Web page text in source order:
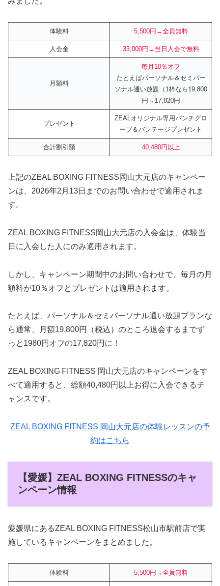
体験料 5,500円→全員無料
入会金 33,000円→当日入会で無料
月額料
毎月10％オフ
たとえばパーソナル＆セミパー
ソナル通い放題（1枠なら19,800
円→17,820円
プレゼント
ZEALオリジナル専用パンチグロ
ーブ＆バンテージプレゼント
合計割引額 40,480円 以上
上記のZEAL BOXING FITNESS岡山大元店のキャンペー
ンは、2026年2月13日までのお問い合わせで適用されま
す。
ZEAL BOXING FITNESS岡山大元店の入会金は、体験当
日に入会した人にのみ適用されます。
しかし、キャンペーン期間中のお問い合わせで、毎月の月
額料が10％オフとプレゼントは適用されます。
たとえば、パーソナル＆セミパーソナル通い放題プランな
ら通常、月額19,800円（税込）のところ退会するまでず
っと1980円オフの17,820円に！
ZEAL BOXING FITNESS 岡山大元店のキャンペーンをす
べて適用すると、総額40,480円以上お得に入会できるチ
ャンスです。
ZEAL BOXING FITNESS 岡山大元店の体験レッスンの予
約はこちら
【愛媛】ZEAL BOXING FITNESSのキャ
ンペーン情報
愛媛県にあるZEAL BOXING FITNESS松山市駅前店で実
施しているキャンペーンをまとめました。
体験料 5,500円→全員無料